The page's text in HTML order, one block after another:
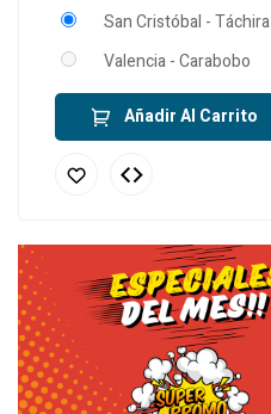
San Cristóbal - Táchira
Valencia - Carabobo
Añadir Al Carrito